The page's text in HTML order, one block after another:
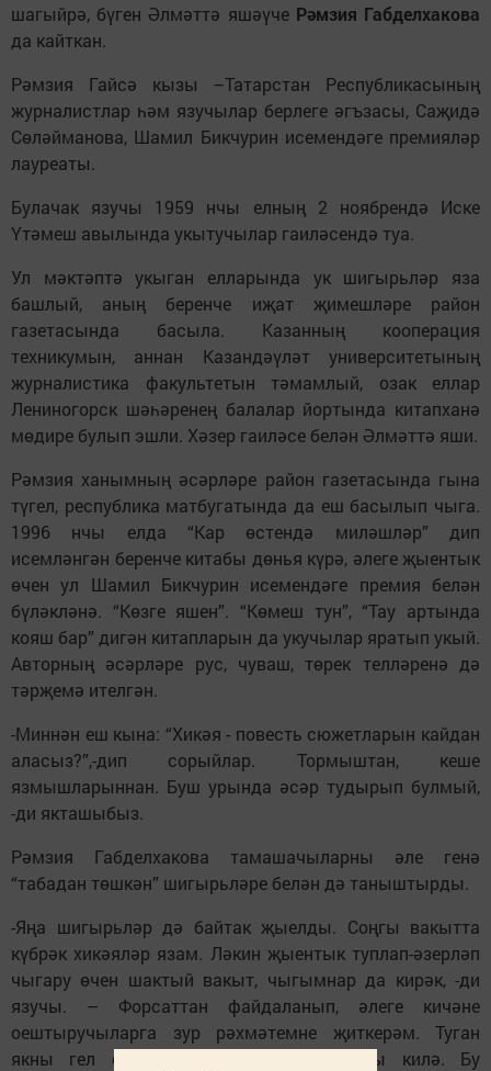
шагыйрә, бүген Әлмәттә яшәүче Рәмзия Габделхакова
да кайткан.
Рәмзия Гайсә кызы –Татарстан Республикасының
журналистлар һәм язучылар берлеге әгъзасы, Саҗидә
Сөләйманова, Шамил Бикчурин исемендәге премияләр
лауреаты.
Булачак язучы 1959 нчы елның 2 ноябрендә Иске
Үтәмеш авылында укытучылар гаиләсендә туа.
Ул мәктәптә укыган елларында ук шигырьләр яза
башлый, аның беренче иҗат җимешләре район
газетасында басыла. Казанның кооперация
техникумын, аннан Казандәүләт университетының
журналистика факультетын тәмамлый, озак еллар
Лениногорск шәһәренең балалар йортында китапханә
мөдире булып эшли. Хәзер гаиләсе белән Әлмәттә яши.
Рәмзия ханымның әсәрләре район газетасында гына
түгел, республика матбугатында да еш басылып чыга.
1996 нчы елда “Кар өстендә миләшләр” дип
исемләнгән беренче китабы дөнья күрә, әлеге җыентык
өчен ул Шамил Бикчурин исемендәге премия белән
бүләкләнә. “Көзге яшен”. “Көмеш тун”, “Тау артында
кояш бар” дигән китапларын да укучылар яратып укый.
Авторның әсәрләре рус, чуваш, төрек телләренә дә
тәрҗемә ителгән.
-Миннән еш кына: “Хикәя - повесть сюжетларын кайдан
аласыз?”,-дип сорыйлар. Тормыштан, кеше
язмышларыннан. Буш урында әсәр тудырып булмый,
-ди якташыбыз.
Рәмзия Габделхакова тамашачыларны әле генә
“табадан төшкән” шигырьләре белән дә таныштырды.
-Яңа шигырьләр дә байтак җыелды. Соңгы вакытта
күбрәк хикәяләр язам. Ләкин җыентык туплап-әзерләп
чыгару өчен шактый вакыт, чыгымнар да кирәк, -ди
язучы. – Форсаттан файдаланып, әлеге кичәне
оештыручыларга зур рәхмәтемне җиткерәм. Туган
якны гел сагынып торам, гел кайтасы килә. Бу